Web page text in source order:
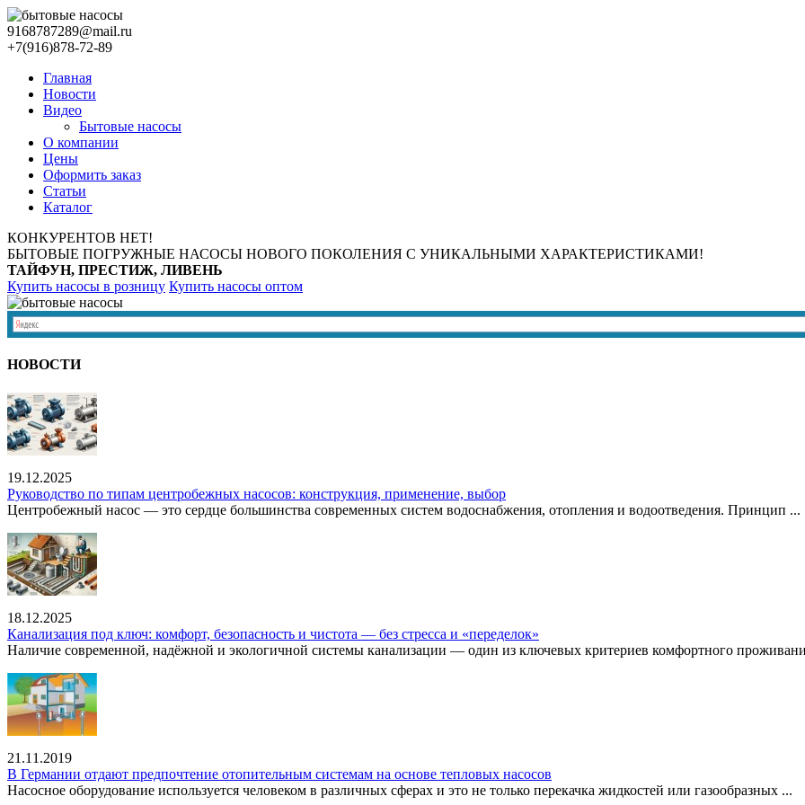
9168787289@mail.ru
+7(916)878-72-89
Главная
Новости
Видео
Бытовые насосы
О компании
Цены
Оформить заказ
Статьи
Каталог
КОНКУРЕНТОВ НЕТ!
БЫТОВЫЕ ПОГРУЖНЫЕ НАСОСЫ НОВОГО ПОКОЛЕНИЯ С УНИКАЛЬНЫМИ ХАРАКТЕРИСТИКАМИ!
ТАЙФУН, ПРЕСТИЖ, ЛИВЕНЬ
Купить насосы в розницу Купить насосы оптом
НОВОСТИ
19.12.2025
Руководство по типам центробежных насосов: конструкция, применение, выбор
Центробежный насос — это сердце большинства современных систем водоснабжения, отопления и водоотведения. Принцип ...
18.12.2025
Канализация под ключ: комфорт, безопасность и чистота — без стресса и «переделок»
Наличие современной, надёжной и экологичной системы канализации — один из ключевых критериев комфортного
21.11.2019
В Германии отдают предпочтение отопительным системам на основе тепловых насосов
Насосное оборудование используется человеком в различных сферах и это не только перекачка жидкостей или газообразных ...